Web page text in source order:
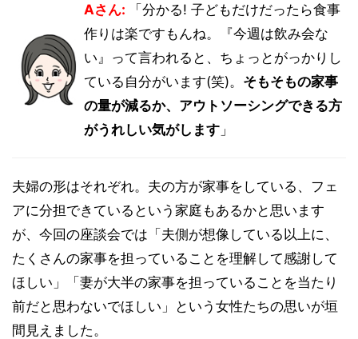
Aさん:
「分かる! 子どもだけだったら食事
作りは楽ですもんね。『今週は飲み会な
い』って言われると、ちょっとがっかりし
ている自分がいます(笑)。 そもそもの家事
の量が減るか、アウトソーシングできる方
がうれしい気がします 」
夫婦の形はそれぞれ。夫の方が家事をしている、フェ
アに分担できているという家庭もあるかと思います
が、今回の座談会では「夫側が想像している以上に、
たくさんの家事を担っていることを理解して感謝して
ほしい」「妻が大半の家事を担っていることを当たり
前だと思わないでほしい」という女性たちの思いが垣
間見えました。